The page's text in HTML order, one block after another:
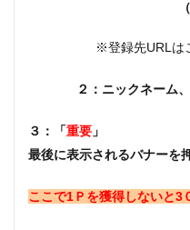
※登録先URLは
２：ニックネーム
３：「重要 」
最後に表示されるバナーを
ここで1Ｐを獲得しないと3